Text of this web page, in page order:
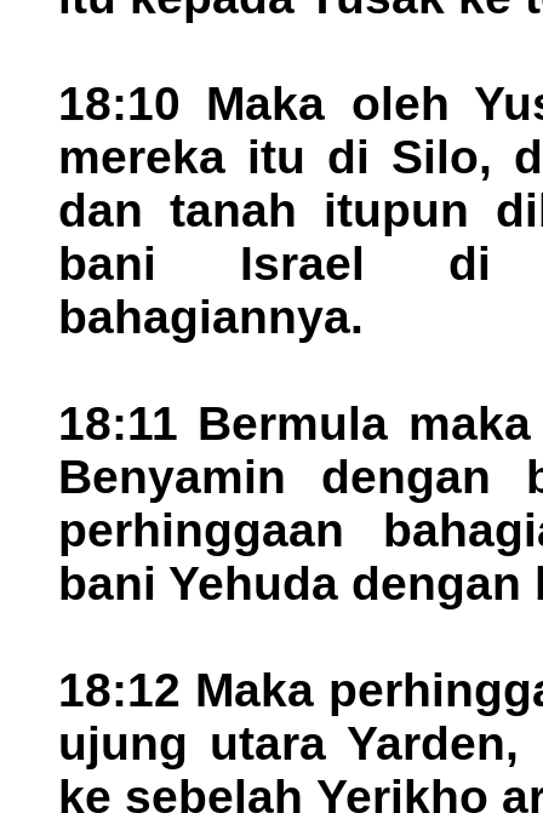
18:10 Maka oleh
mereka itu di Silo,
dan tanah itupun
bani Israel di
bahagiannya.
18:11 Bermula
Benyamin dengan
perhinggaan
bani Yehuda dengan
18:12 Maka
ujung utara
ke sebelah Yerikho